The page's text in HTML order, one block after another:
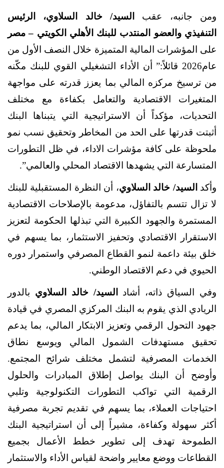
ومن جانبه، عقب
السيد/ خالد السلاوي، الرئيس
التنفيذي والعضو المنتدب للبنك الأهلي الكويتي – مصر
على المؤشرات المالية المتميزة خلال النصف الأول من
عام2026 قائلاً:” أن الأداء التشغيلي القوي للبنك مكّنه
من ترسيخ مركزه المالي بما يعزز قدرته على مواجهة
المتغيرات الاقتصادية والتعامل بكفاءة مع مختلف
التحديات، مؤكداً أن الاستراتيجية التي يتبناها البنك
أثبتت قدرتها على الحد من المخاطر وتحقيق نسب نمو
ملحوظة على كافة مؤشرات الاداء، في ظل التطورات
المتسارعة التي يشهدها الاقتصاد المحلي والعالمي”.
وأكد السيد/ خالد السلاوي، أن النظرة المستقبلية للبنك
لا تزال تتسم بالتفاؤل، مدعومة بالإصلاحات الاقتصادية
المستمرة والجهود الكبيرة التي تبذلها الحكومة لتعزيز
الاستقرار الاقتصادي وتحفيز الاستثمار، بما يسهم في
خلق بيئة داعمة لنمو القطاع المصرفي واستمرار دوره
الحيوي في دعم الاقتصاد الوطني.
وفي السياق ذاته، أشاد السيد/ خالد السلاوي بالدور
الريادي الذي يقوم به البنك المركزي المصري في قيادة
جهود التحول الرقمي وتعزيز الابتكار المالي، بما يدعم
تحقيق مستهدفات الشمول المالي ويوسع نطاق
الخدمات المصرفية لتشمل مختلف شرائح المجتمع.
وأوضح أن البنك يواصل إطلاق المبادرات والحلول
الرقمية التي تواكب التطورات التكنولوجية وتلبي
احتياجات العملاء، بما يسهم في تقديم تجربة مصرفية
أكثر سهولة وكفاءة، مشيراً إلى أن استراتيجية البنك
الطموحة تهدف إلى تطوير خطط الأعمال بجميع
القطاعات ووضع معايير واضحة لقياس الأداء والاستثمار